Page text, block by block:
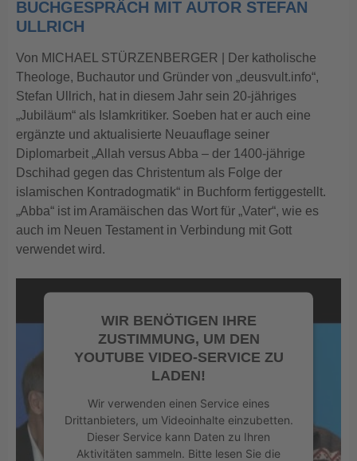
BUCHGESPRÄCH MIT AUTOR STEFAN
ULLRICH
Von MICHAEL STÜRZENBERGER | Der katholische
Theologe, Buchautor und Gründer von „deusvult.info“,
Stefan Ullrich, hat in diesem Jahr sein 20-jähriges
„Jubiläum“ als Islamkritiker. Soeben hat er auch eine
ergänzte und aktualisierte Neuauflage seiner
Diplomarbeit „Allah versus Abba – der 1400-jährige
Dschihad gegen das Christentum als Folge der
islamischen Kontradogmatik“ in Buchform fertiggestellt.
„Abba“ ist im Aramäischen das Wort für „Vater“, wie es
auch im Neuen Testament in Verbindung mit Gott
verwendet wird.
WIR BENÖTIGEN IHRE
ZUSTIMMUNG, UM DEN
YOUTUBE VIDEO-SERVICE ZU
LADEN!
Wir verwenden einen Service eines
Drittanbieters, um Videoinhalte einzubetten.
Dieser Service kann Daten zu Ihren
Aktivitäten sammeln. Bitte lesen Sie die